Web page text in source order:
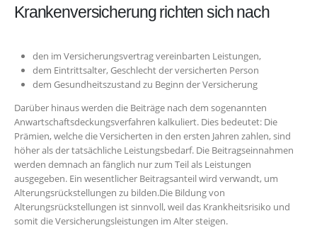
Krankenversicherung richten sich nach
den im Versicherungsvertrag vereinbarten Leistungen,
dem Eintrittsalter, Geschlecht der versicherten Person
dem Gesundheitszustand zu Beginn der Versicherung
Darüber hinaus werden die Beiträge nach dem sogenannten
Anwartschaftsdeckungsverfahren kalkuliert. Dies bedeutet: Die
Prämien, welche die Versicherten in den ersten Jahren zahlen, sind
höher als der tatsächliche Leistungsbedarf. Die Beitragseinnahmen
werden demnach an­ fänglich nur zum Teil als Leistungen
ausgegeben. Ein wesentlicher Beitragsanteil wird verwandt, um
Alterungsrückstellungen zu bilden.Die Bildung von
Alterungsrückstellungen ist sinnvoll, weil das Krankheitsrisiko und
somit die Versicherungsleistungen im Alter steigen.